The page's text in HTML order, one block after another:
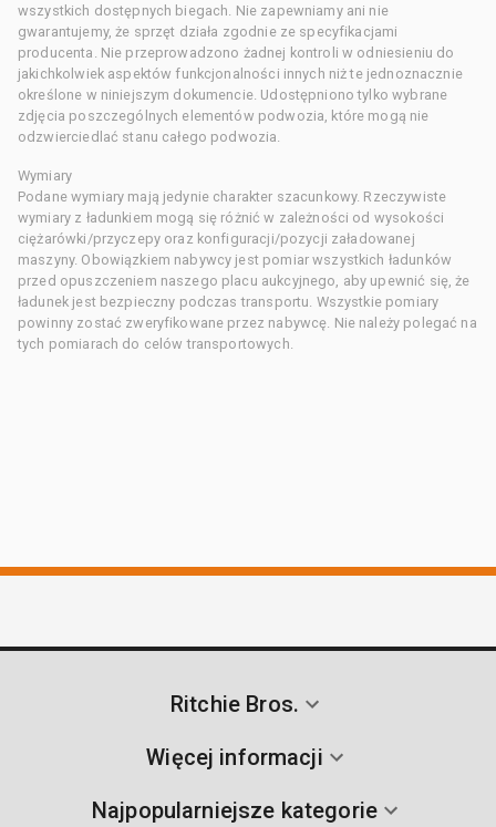
wszystkich dostępnych biegach. Nie zapewniamy ani nie
gwarantujemy, że sprzęt działa zgodnie ze specyfikacjami
producenta. Nie przeprowadzono żadnej kontroli w odniesieniu do
jakichkolwiek aspektów funkcjonalności innych niż te jednoznacznie
określone w niniejszym dokumencie. Udostępniono tylko wybrane
zdjęcia poszczególnych elementów podwozia, które mogą nie
odzwierciedlać stanu całego podwozia.
Wymiary
Podane wymiary mają jedynie charakter szacunkowy. Rzeczywiste
wymiary z ładunkiem mogą się różnić w zależności od wysokości
ciężarówki/przyczepy oraz konfiguracji/pozycji załadowanej
maszyny. Obowiązkiem nabywcy jest pomiar wszystkich ładunków
przed opuszczeniem naszego placu aukcyjnego, aby upewnić się, że
ładunek jest bezpieczny podczas transportu. Wszystkie pomiary
powinny zostać zweryfikowane przez nabywcę. Nie należy polegać na
tych pomiarach do celów transportowych.
Ritchie Bros.
Więcej informacji
Najpopularniejsze kategorie